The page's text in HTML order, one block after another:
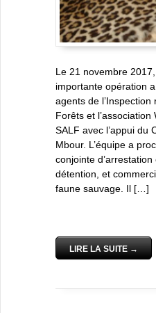
Le 21 novembre
importante opération
agents de
Forêts et l’association
SALF avec l’appui du
Mbour. L’équipe a
conjointe
détention, et
faune sauvage. Il […]
LIRE LA SUITE →